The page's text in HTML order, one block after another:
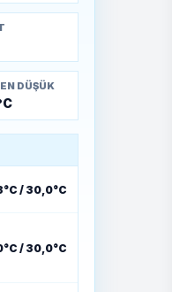
DÜŞÜK
/ 30,0°C
/ 30,0°C